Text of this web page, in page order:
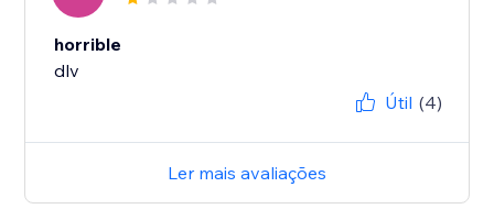
horrible
dlv
Útil (4)
Ler mais avaliações